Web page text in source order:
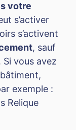
votre
s’activer
s’activent
, sauf
vous avez
exemple :
Relique